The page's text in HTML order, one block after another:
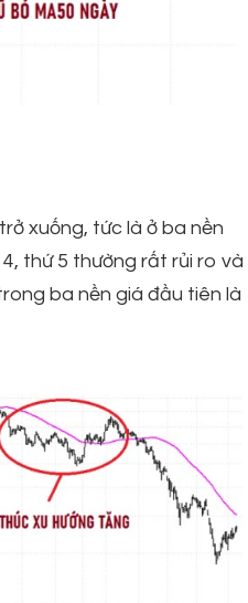
xuống, tức là ở ba nền
thứ 5 thường rất rủi ro và
ba nền giá đầu tiên là